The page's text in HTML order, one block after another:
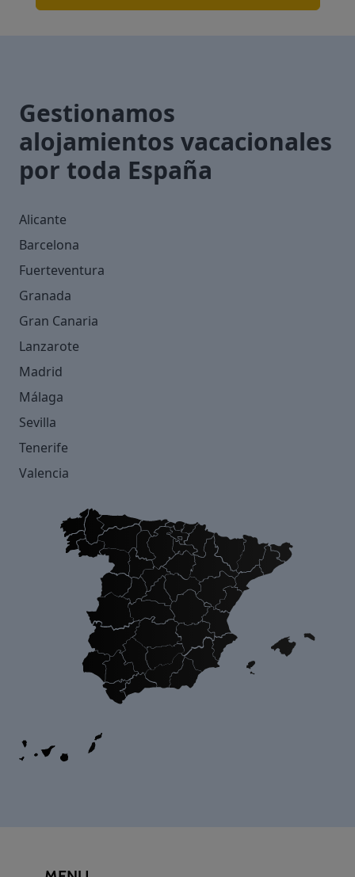
Gestionamos
alojamientos vacacionales
por toda España
Alicante
Barcelona
Fuerteventura
Granada
Gran Canaria
Lanzarote
Madrid
Málaga
Sevilla
Tenerife
Valencia